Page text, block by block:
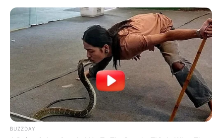
TAGS
ΕΥΒΟΙΑ
BUZZDAY